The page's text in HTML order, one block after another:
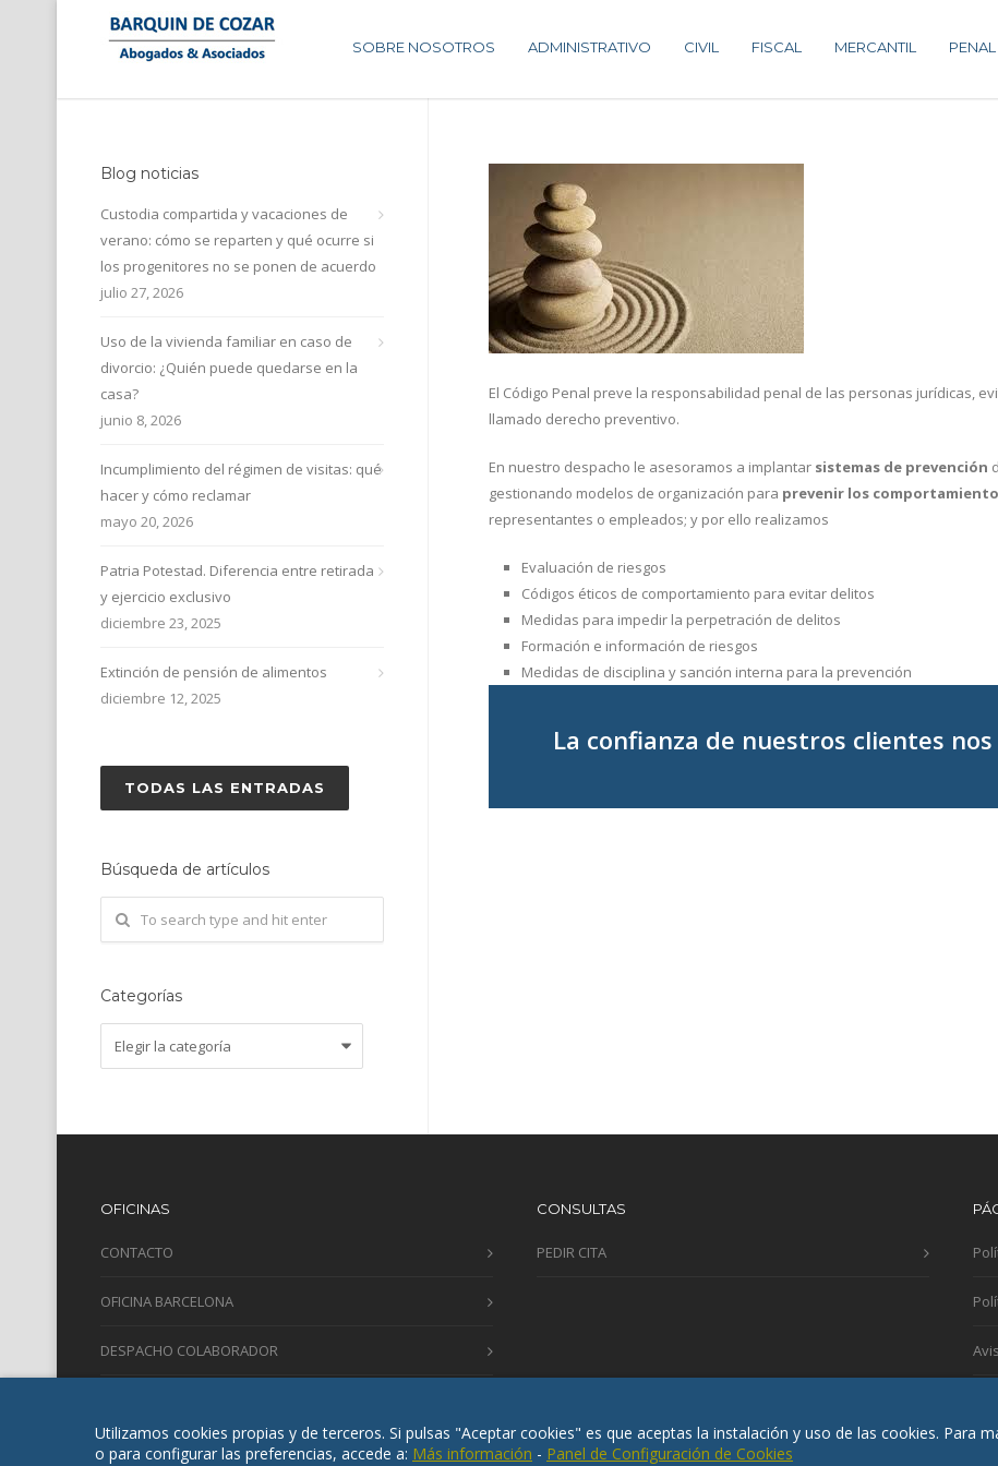
SOBRE NOSOTROS ADMINISTRATIVO CIVIL FISCAL MERCANTIL PENAL
El Código Penal preve la responsabilidad penal de las personas jurídicas,
llamado derecho preventivo.
En nuestro despacho le asesoramos a implantar sistemas de prevención
gestionando modelos de organización para prevenir los
representantes o empleados; y por ello realizamos
Evaluación de riesgos
Códigos éticos de comportamiento para evitar delitos
Medidas para impedir la perpetración de delitos
Formación e información de riesgos
Medidas de disciplina y sanción interna para la prevención
La confianza de nuestros clientes nos
Blog noticias
Custodia compartida y vacaciones de
verano: cómo se reparten y qué ocurre si
los progenitores no se ponen de acuerdo
julio 27, 2026
Uso de la vivienda familiar en caso de
divorcio: ¿Quién puede quedarse en la
casa?
junio 8, 2026
Incumplimiento del régimen de visitas: qué
hacer y cómo reclamar
mayo 20, 2026
Patria Potestad. Diferencia entre retirada
y ejercicio exclusivo
diciembre 23, 2025
Extinción de pensión de alimentos
diciembre 12, 2025
TODAS LAS ENTRADAS
Búsqueda de artículos
Categorías
OFICINAS
CONTACTO
OFICINA BARCELONA
DESPACHO COLABORADOR
CONSULTAS
PEDIR CITA
Utilizamos cookies propias y de terceros. Si pulsas "Aceptar cookies" es que aceptas la instalación y uso de las cookies. Para
o para configurar las preferencias, accede a: Más información - Panel de Configuración de Cookies